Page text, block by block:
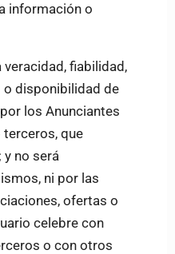
información o
veracidad, fiabilidad,
disponibilidad de
los Anunciantes
que
y no será
ni por las
ofertas o
celebre con
o con otros